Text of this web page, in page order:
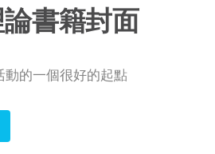
書籍封面
的一個很好的起點